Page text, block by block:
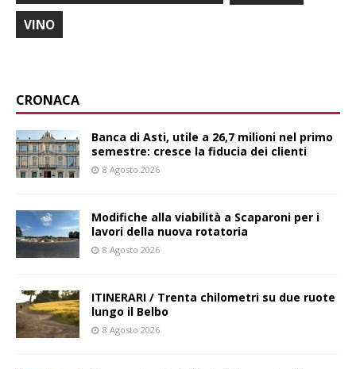
VINO
CRONACA
Banca di Asti, utile a 26,7 milioni nel primo
semestre: cresce la fiducia dei clienti
8 Agosto 2026
Modifiche alla viabilità a Scaparoni per i
lavori della nuova rotatoria
8 Agosto 2026
ITINERARI / Trenta chilometri su due ruote
lungo il Belbo
8 Agosto 2026